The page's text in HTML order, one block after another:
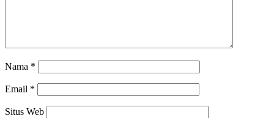
Nama *
Email *
Situs Web